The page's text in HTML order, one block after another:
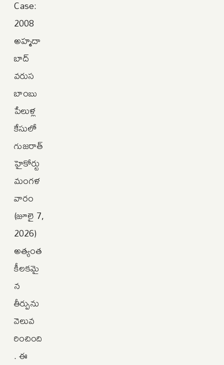
Case:
2008
అహ్మదా
బాద్
వరుస
బాంబు
పేలుళ్ల
కేసులో
గుజరాత్
హైకోర్టు
మంగళ
వారం
(జూలై 7,
2026)
అత్యంత
కీలకమై
న
తీర్పును
వెలువ
రించింది
. ఈ